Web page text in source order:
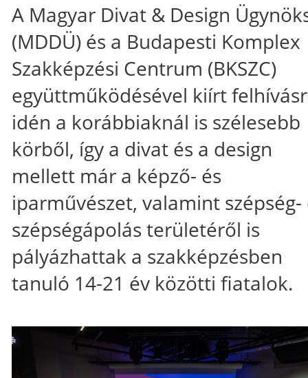
A Magyar Divat & Design
(MDDÜ) és a Budapesti Komplex
Szakképzési Centrum (BKSZC)
együttműködésével kiírt
idén a korábbiaknál is szélesebb
körből, így a divat és a design
mellett már a képző- és
iparművészet, valamint szépség-
szépségápolás területéről is
pályázhattak a szakképzésben
tanuló 14-21 év közötti fiatalok.